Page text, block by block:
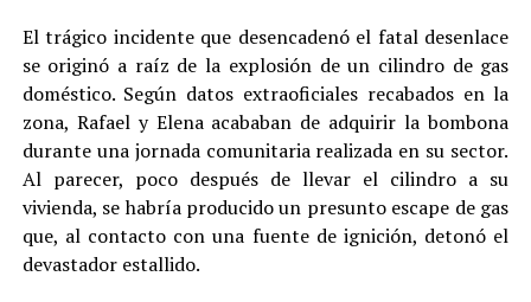
El trágico incidente que desencadenó el fatal desenlace
se originó a raíz de la explosión de un cilindro de gas
doméstico. Según datos extraoficiales recabados en la
zona, Rafael y Elena acababan de adquirir la bombona
durante una jornada comunitaria realizada en su sector.
Al parecer, poco después de llevar el cilindro a su
vivienda, se habría producido un presunto escape de gas
que, al contacto con una fuente de ignición, detonó el
devastador estallido.